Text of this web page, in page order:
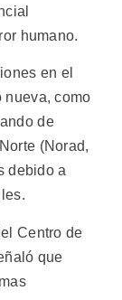
humano.
en el
nueva, como
de
(Norad,
debido a
Centro de
que